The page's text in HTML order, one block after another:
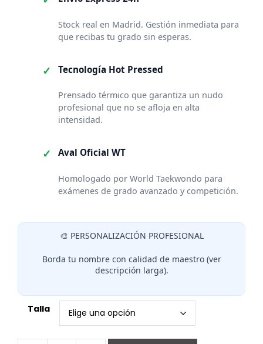
Stock real en Madrid. Gestión inmediata para
que recibas tu grado sin esperas.
✓ Tecnología Hot Pressed
Prensado térmico que garantiza un nudo
profesional que no se afloja en alta
intensidad.
✓ Aval Oficial WT
Homologado por World Taekwondo para
exámenes de grado avanzado y competición.
🎨 PERSONALIZACIÓN PROFESIONAL
Borda tu nombre con calidad de maestro (ver
descripción larga).
Talla